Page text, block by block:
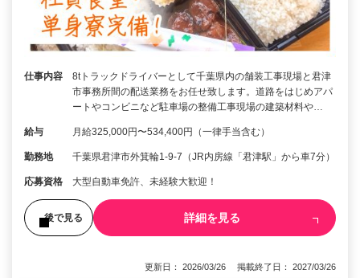
仕事内容
8tトラックドライバーとして千葉県内の舗装工事現場と君津
市事務所間の配送業務をお任せ致します。道路をはじめアパ
ートやコンビニなど駐車場の整備工事現場の建築材料や…
給与 月給325,000円〜534,400円（一律手当含む）
勤務地 千葉県君津市外箕輪1-9-7（JR内房線「君津駅」から車7分）
応募資格 大型自動車免許、未経験大歓迎！
後で見る 詳細を見る
更新日： 2026/03/26 掲載終了日： 2027/03/26